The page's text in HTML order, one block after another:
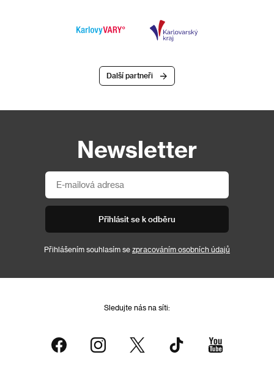
Další partneři
Newsletter
Přihlásit se k odběru
Přihlášením souhlasím se zpracováním osobních údajů
Sledujte nás na síti: